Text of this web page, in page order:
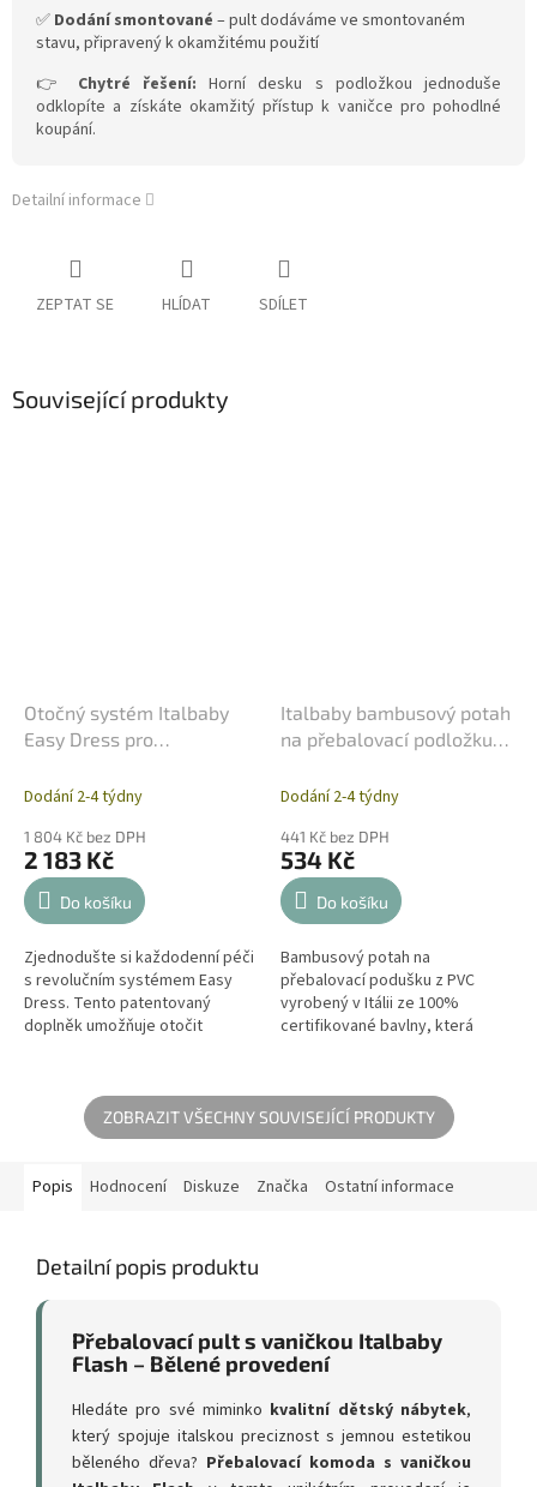
✅ Dodání smontované – pult dodáváme ve smontovaném
stavu, připravený k okamžitému použití
👉 Chytré řešení: Horní desku s podložkou jednoduše
odklopíte a získáte okamžitý přístup k vaničce pro pohodlné
koupání.
Detailní informace
ZEPTAT SE HLÍDAT SDÍLET
Související produkty
Otočný systém Italbaby
Easy Dress pro
Dodání 2-4 týdny
1 804 Kč bez DPH
2 183 Kč
Do košíku
Zjednodušte si každodenní péči
s revolučním systémem Easy
Dress. Tento patentovaný
doplněk umožňuje otočit
přebalujete čelem...
Italbaby bambusový potah
na přebalovací podložku
Dodání 2-4 týdny
441 Kč bez DPH
534 Kč
Do košíku
Bambusový potah na
přebalovací podušku z PVC
vyrobený v Itálii ze 100%
certifikované bavlny, která
užitečný...
ZOBRAZIT VŠECHNY SOUVISEJÍCÍ PRODUKTY
Popis Hodnocení Diskuze Značka Ostatní informace
Detailní popis produktu
Přebalovací pult s vaničkou Italbaby
Flash – Bělené provedení
Hledáte pro své miminko kvalitní dětský nábytek,
který spojuje italskou preciznost s jemnou estetikou
běleného dřeva? Přebalovací komoda s vaničkou